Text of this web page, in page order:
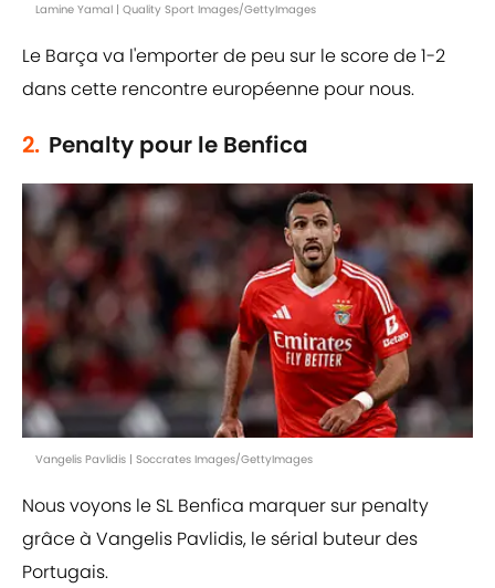
Lamine Yamal | Quality Sport Images/GettyImages
Le Barça va l'emporter de peu sur le score de 1-2
dans cette rencontre européenne pour nous.
2. Penalty pour le Benfica
Vangelis Pavlidis | Soccrates Images/GettyImages
Nous voyons le SL Benfica marquer sur penalty
grâce à Vangelis Pavlidis, le sérial buteur des
Portugais.